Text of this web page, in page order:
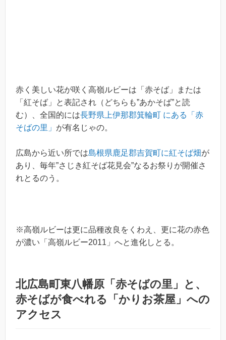
赤く美しい花が咲く高嶺ルビーは「赤そば」または
「紅そば」と表記され（どちらも”あかそば”と読
む）、全国的には長野県上伊那郡箕輪町 にある「赤
そばの里」 が有名じゃの。
広島から近い所では島根県鹿足郡吉賀町に紅そば畑が
あり、毎年”さじき紅そば花見会”なるお祭りが開催さ
れとるのう。
※高嶺ルビーは更に品種改良をくわえ、更に花の赤色
が濃い「高嶺ルビー2011」へと進化しとる。
北広島町東八幡原「赤そばの里」と、
赤そばが食べれる「かりお茶屋」への
アクセス